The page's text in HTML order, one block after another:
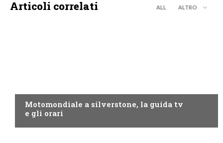
Articoli correlati ALL ALTRO
Motomondiale a silverstone, la guida tv
e gli orari